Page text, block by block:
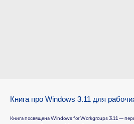
Книга про Windows 3.11 для
Книга посвящена Windows for Workgroups 3.11 —